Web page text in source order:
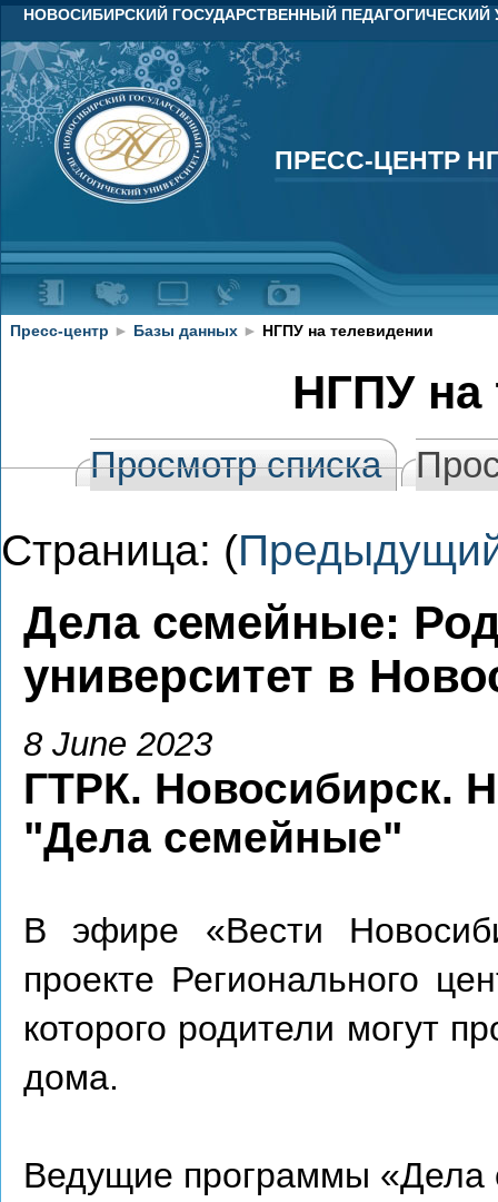
НОВОСИБИРСКИЙ ГОСУДАРСТВЕННЫЙ ПЕДАГОГИЧЕСКИЙ
ПРЕСС-ЦЕНТР
ПРЕСС-ЦЕНТР
Пресс-центр ► Базы данных ► НГПУ на телевидении
НГПУ на
Просмотр списка
Страница: (
Дела семейные:
университет в
8 June 2023
ГТРК. Новосибирск.
"Дела семейные"
В эфире «Вести
проекте Регионального
которого родители могут
дома.
Ведущие программы «Дела